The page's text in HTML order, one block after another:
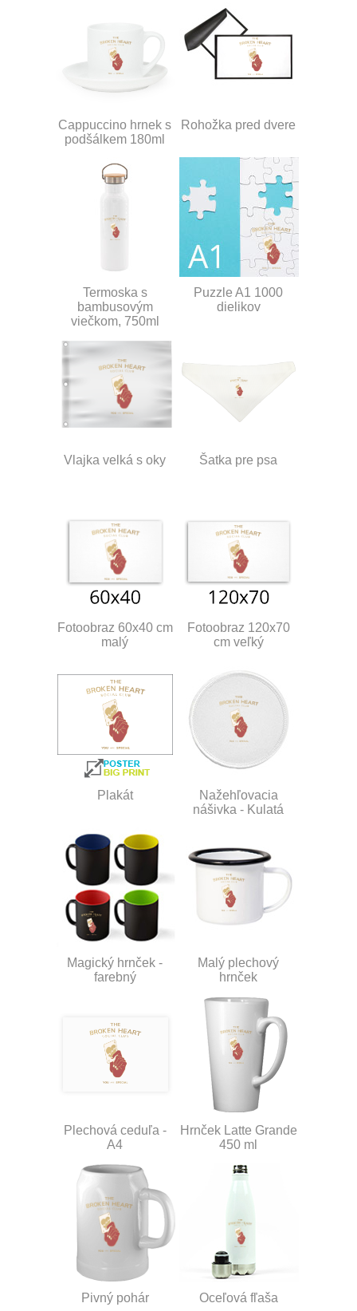
Cappuccino hrnek s
podšálkem 180ml
Rohožka pred dvere
Termoska s
bambusovým
viečkom, 750ml
Puzzle A1 1000
dielikov
Vlajka velká s oky Šatka pre psa
Fotoobraz 60x40 cm
malý
Fotoobraz 120x70
cm veľký
Plakát
Nažehľovacia
nášivka - Kulatá
Magický hrnček -
farebný
Malý plechový
hrnček
Plechová ceduľa -
A4
Hrnček Latte Grande
450 ml
Pivný pohár Oceľová fľaša